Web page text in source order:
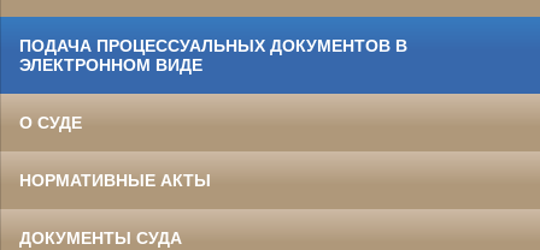
ПОДАЧА ПРОЦЕССУАЛЬНЫХ ДОКУМЕНТОВ В
ЭЛЕКТРОННОМ ВИДЕ
О СУДЕ
НОРМАТИВНЫЕ АКТЫ
ДОКУМЕНТЫ СУДА